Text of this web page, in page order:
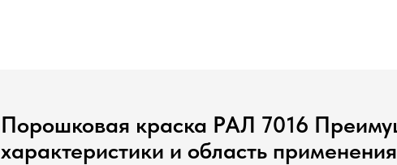
Порошковая краска РАЛ 7016
характеристики и область применения